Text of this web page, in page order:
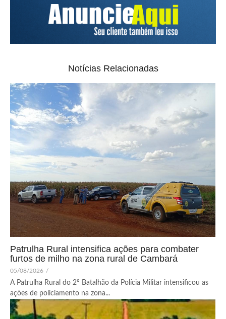
Notícias Relacionadas
Patrulha Rural intensifica ações para combater
furtos de milho na zona rural de Cambará
05/08/2026 /
A Patrulha Rural do 2º Batalhão da Polícia Militar intensificou as
ações de policiamento na zona...